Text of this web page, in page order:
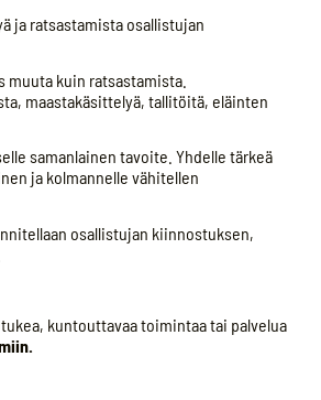
ja ratsastamista osallistujan
muuta kuin ratsastamista.
maastakäsittelyä, tallitöitä, eläinten
samanlainen tavoite. Yhdelle tärkeä
ja kolmannelle vähitellen
osallistujan kiinnostuksen,
kuntouttavaa toimintaa tai palvelua